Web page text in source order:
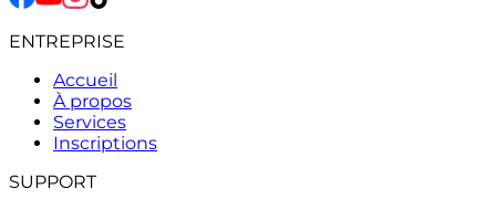
ENTREPRISE
Accueil
À propos
Services
Inscriptions
SUPPORT